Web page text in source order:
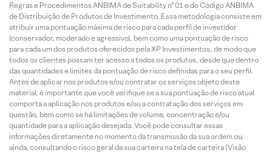
Regras e Procedimentos ANBIMA de Suitability nº 01 e do Código ANBIMA
de Distribuição de Produtos de Investimento. Essa metodologia consiste em
atribuir uma pontuação máxima de risco para cada perfil de investidor
(conservador, moderado e agressivo), bem como uma pontuação de risco
para cada um dos produtos oferecidos pela XP Investimentos, de modo que
todos os clientes possam ter acesso a todos os produtos, desde que dentro
das quantidades e limites da pontuação de risco definidas para o seu perfil.
Antes de aplicar nos produtos e/ou contratar os serviços objeto deste
material, é importante que você verifique se a sua pontuação de risco atual
comporta a aplicação nos produtos e/ou a contratação dos serviços em
questão, bem como se há limitações de volume, concentração e/ou
quantidade para a aplicação desejada. Você pode consultar essas
informações diretamente no momento da transmissão da sua ordem ou,
ainda, consultando o risco geral da sua carteira na tela de carteira (Visão